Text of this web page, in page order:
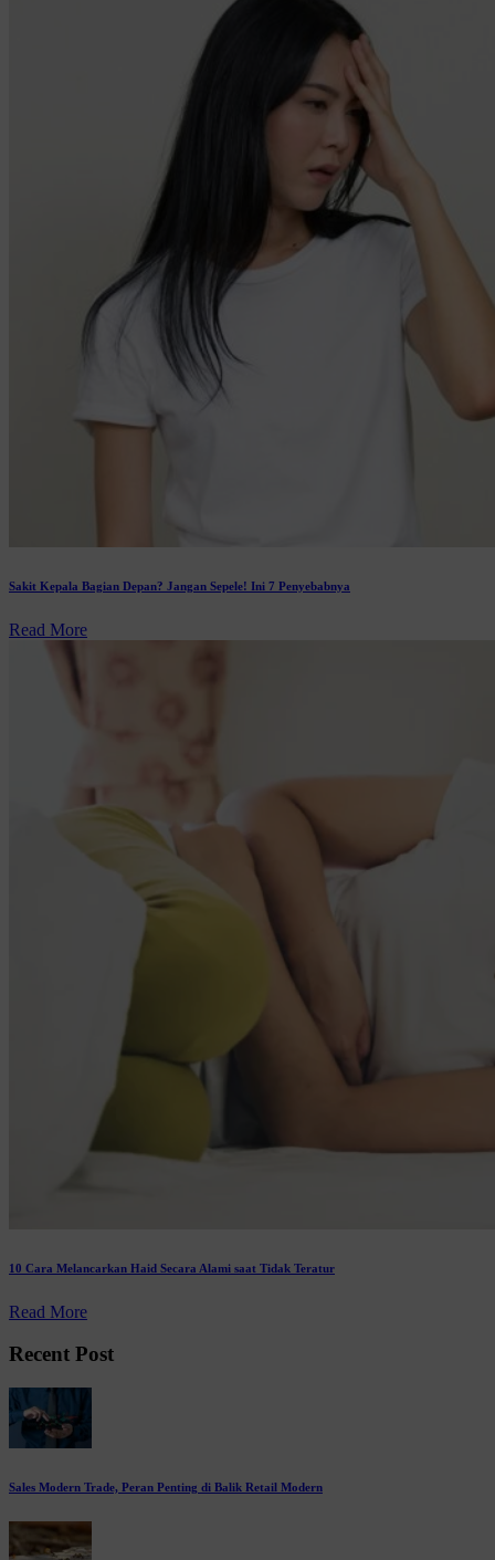
Sakit Kepala Bagian Depan? Jangan Sepele! Ini 7 Penyebabnya
Read More
10 Cara Melancarkan Haid Secara Alami saat Tidak Teratur
Read More
Recent Post
Sales Modern Trade, Peran Penting di Balik Retail Modern